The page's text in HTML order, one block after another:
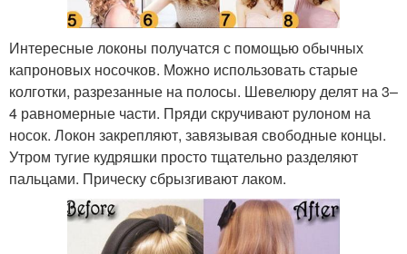
Интересные локоны получатся с помощью обычных
капроновых носочков. Можно использовать старые
колготки, разрезанные на полосы. Шевелюру делят на 3–
4 равномерные части. Пряди скручивают рулоном на
носок. Локон закрепляют, завязывая свободные концы.
Утром тугие кудряшки просто тщательно разделяют
пальцами. Прическу сбрызгивают лаком.